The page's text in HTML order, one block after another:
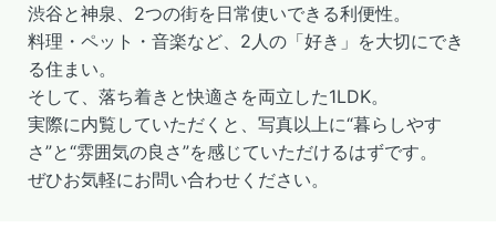
渋谷と神泉、2つの街を日常使いできる利便性。
料理・ペット・音楽など、2人の「好き」を大切にでき
る住まい。
そして、落ち着きと快適さを両立した1LDK。
実際に内覧していただくと、写真以上に“暮らしやす
さ”と“雰囲気の良さ”を感じていただけるはずです。
ぜひお気軽にお問い合わせください。